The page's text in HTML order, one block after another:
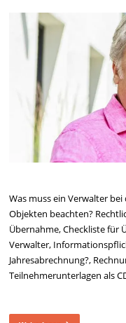
Was muss ein Verwalter
Objekten beachten?
Übernahme, Checkliste für
Verwalter,
Jahresabrechnung?,
Teilnehmerunterlagen als